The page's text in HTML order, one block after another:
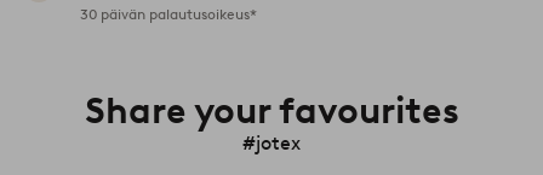
30 päivän palautusoikeus*
Share your favourites
#jotex